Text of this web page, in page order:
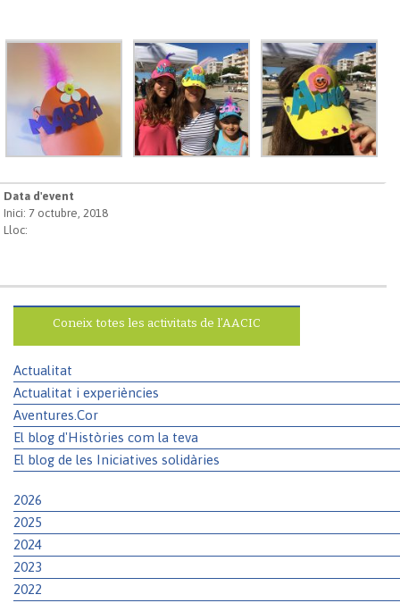
Data d'event
Inici: 7 octubre, 2018
Lloc:
Coneix totes les activitats de l’AACIC
Actualitat
Actualitat i experiències
Aventures.Cor
El blog d'Històries com la teva
El blog de les Iniciatives solidàries
2026
2025
2024
2023
2022